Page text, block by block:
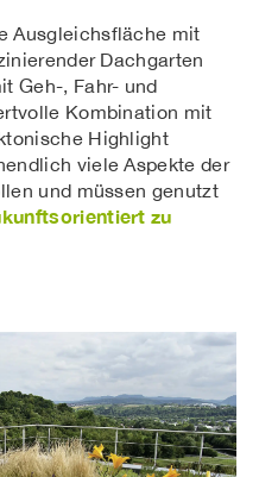
Ausgleichsfläche mit
Dachgarten
Geh-, Fahr- und
Kombination mit
Highlight
viele Aspekte der
und müssen genutzt
zu